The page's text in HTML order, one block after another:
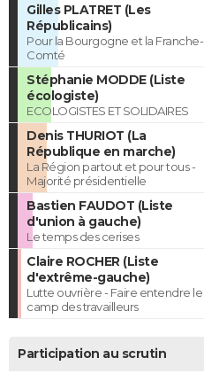
Gilles PLATRET (Les
Républicains)
Pour la Bourgogne et la Franche-
Comté
Stéphanie MODDE (Liste
écologiste)
ECOLOGISTES ET SOLIDAIRES
Denis THURIOT (La
République en marche)
La Région partout et pour tous -
Majorité présidentielle
Bastien FAUDOT (Liste
d'union à gauche)
Le temps des cerises
Claire ROCHER (Liste
d'extrême-gauche)
Lutte ouvrière - Faire entendre le
camp des travailleurs
Participation au scrutin